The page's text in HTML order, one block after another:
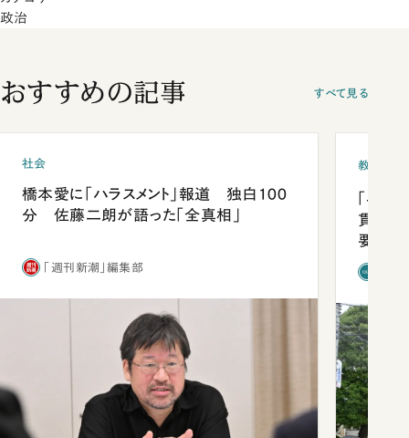
政治
おすすめの記事 すべて見る
社会
橋本愛に「ハラスメント」報道 独白100
分 佐藤二朗が語った「全真相」
「週刊新潮」編集部
教育
「早
貫校へ
要だっ